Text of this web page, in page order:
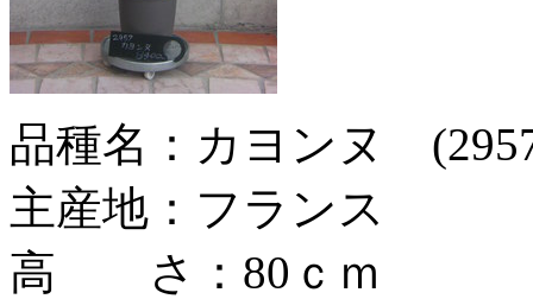
品種名：カヨンヌ
主産地：フランス
高 さ：80ｃｍ